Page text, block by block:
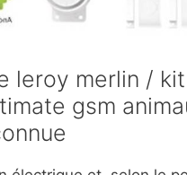
leroy merlin / kit
gsm